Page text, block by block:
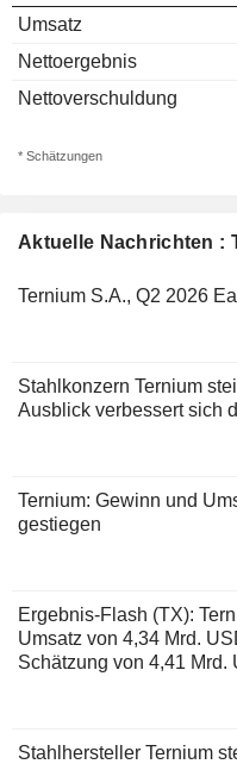
Aktuelle Nachrichten :
Ternium S.A., Q2 2026
Stahlkonzern Ternium
Ausblick verbessert sich
Ternium: Gewinn und
gestiegen
Ergebnis-Flash (TX):
Umsatz von 4,34 Mrd.
Schätzung von 4,41 Mrd.
Stahlhersteller Ternium
Umsatz
Nettoergebnis
Nettoverschuldung
* Schätzungen